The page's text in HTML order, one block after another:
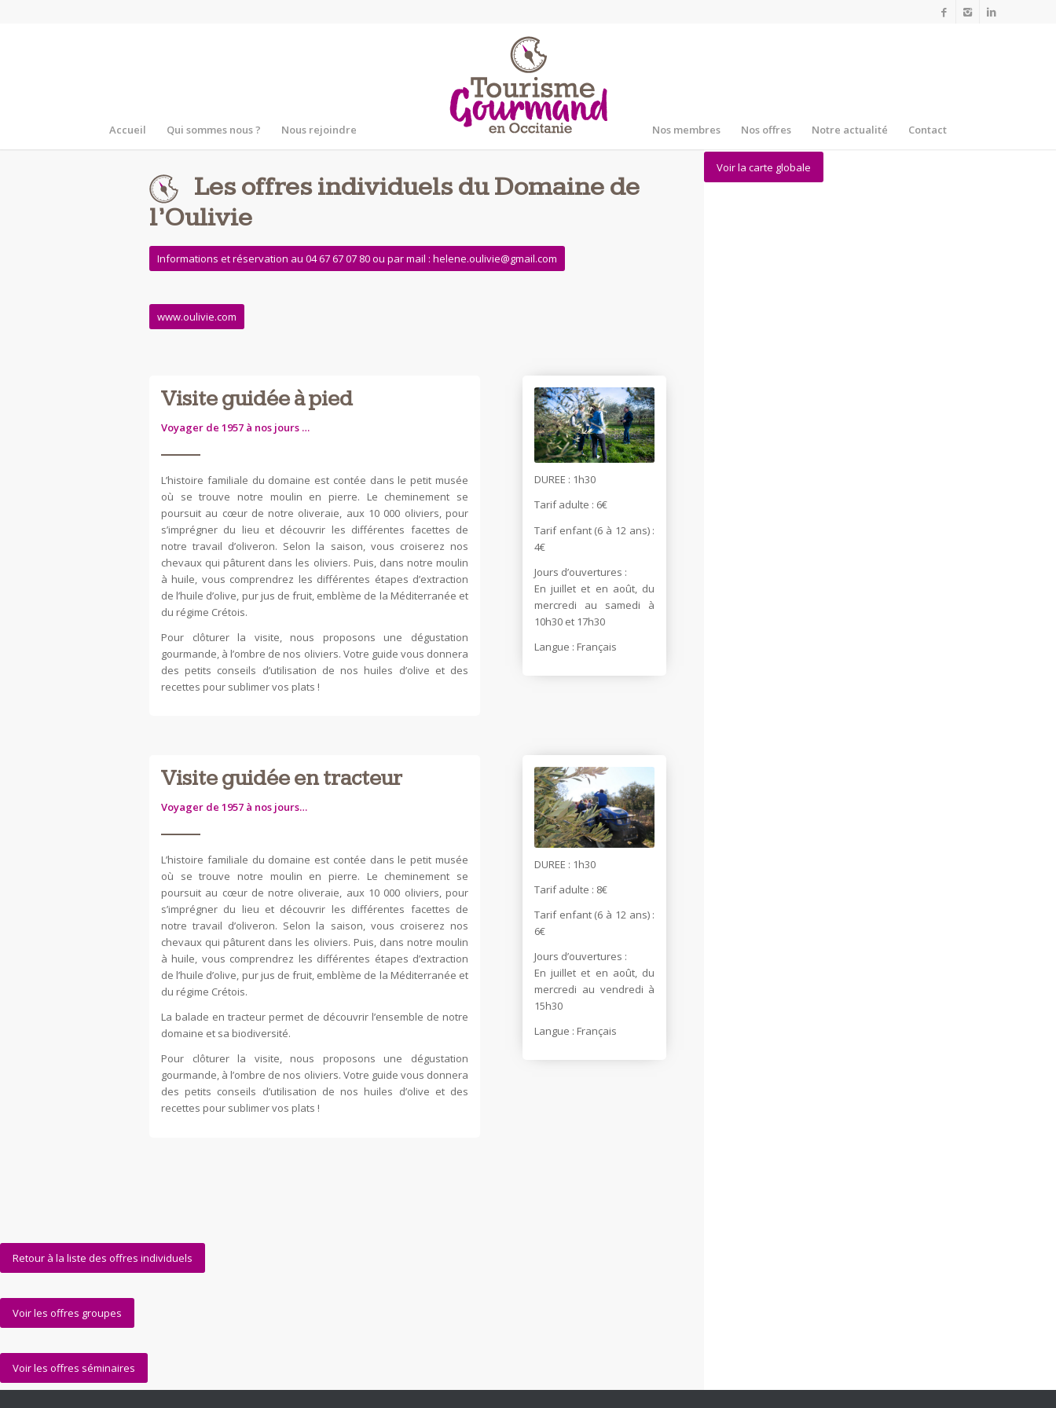
Accueil Qui sommes nous ? Nous rejoindre Nos membres Nos offres Notre actualité Contact
Les offres individuels du Domaine de
l’Oulivie
Informations et réservation au 04 67 67 07 80 ou par mail : helene.oulivie@gmail.com
www.oulivie.com
Visite guidée à pied
Voyager de 1957 à nos jours …
L’histoire familiale du domaine est contée dans le petit musée
où se trouve notre moulin en pierre. Le cheminement se
poursuit au cœur de notre oliveraie, aux 10 000 oliviers, pour
s’imprégner du lieu et découvrir les différentes facettes de
notre travail d’oliveron. Selon la saison, vous croiserez nos
chevaux qui pâturent dans les oliviers. Puis, dans notre moulin
à huile, vous comprendrez les différentes étapes d’extraction
de l’huile d’olive, pur jus de fruit, emblème de la Méditerranée et
du régime Crétois.
Pour clôturer la visite, nous proposons une dégustation
gourmande, à l’ombre de nos oliviers. Votre guide vous donnera
des petits conseils d’utilisation de nos huiles d’olive et des
recettes pour sublimer vos plats !
DUREE : 1h30
Tarif adulte : 6€
Tarif enfant (6 à 12 ans) :
4€
Jours d’ouvertures :
En juillet et en août, du
mercredi au samedi à
10h30 et 17h30
Langue : Français
Visite guidée en tracteur
Voyager de 1957 à nos jours…
L’histoire familiale du domaine est contée dans le petit musée
où se trouve notre moulin en pierre. Le cheminement se
poursuit au cœur de notre oliveraie, aux 10 000 oliviers, pour
s’imprégner du lieu et découvrir les différentes facettes de
notre travail d’oliveron. Selon la saison, vous croiserez nos
chevaux qui pâturent dans les oliviers. Puis, dans notre moulin
à huile, vous comprendrez les différentes étapes d’extraction
de l’huile d’olive, pur jus de fruit, emblème de la Méditerranée et
du régime Crétois.
La balade en tracteur permet de découvrir l’ensemble de notre
domaine et sa biodiversité.
Pour clôturer la visite, nous proposons une dégustation
gourmande, à l’ombre de nos oliviers. Votre guide vous donnera
des petits conseils d’utilisation de nos huiles d’olive et des
recettes pour sublimer vos plats !
DUREE : 1h30
Tarif adulte : 8€
Tarif enfant (6 à 12 ans) :
6€
Jours d’ouvertures :
En juillet et en août, du
mercredi au vendredi à
15h30
Langue : Français
Retour à la liste des offres individuels
Voir les offres groupes
Voir les offres séminaires
Voir la carte globale